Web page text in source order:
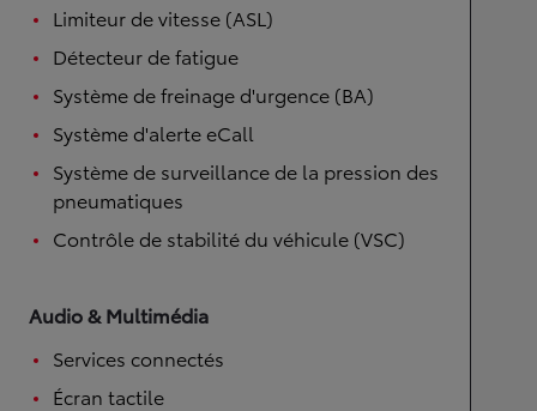
Limiteur de vitesse (ASL)
Détecteur de fatigue
Système de freinage d'urgence (BA)
Système d'alerte eCall
Système de surveillance de la pression des
pneumatiques
Contrôle de stabilité du véhicule (VSC)
Audio & Multimédia
Services connectés
Écran tactile